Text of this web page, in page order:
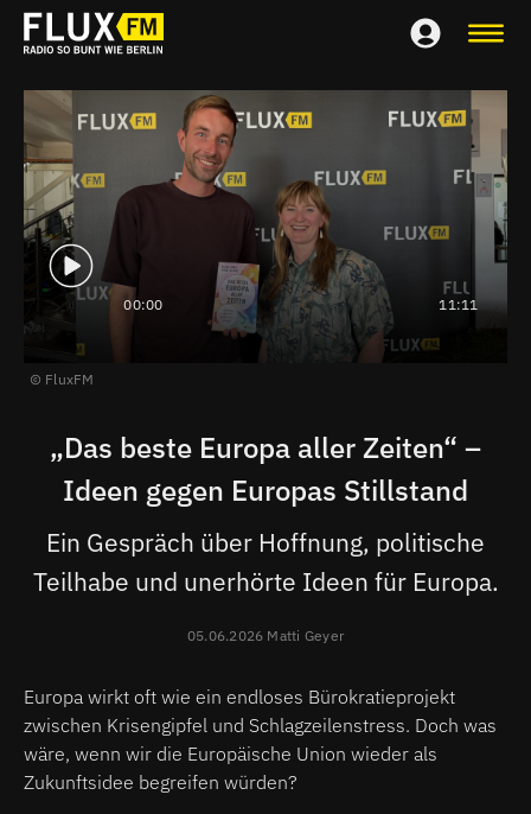
00:00 11:11
FluxFM
„Das beste Europa aller Zeiten“ –
Ideen gegen Europas Stillstand
Ein Gespräch über Hoffnung, politische
Teilhabe und unerhörte Ideen für Europa.
05.06.2026 Matti Geyer
Europa wirkt oft wie ein endloses Bürokratieprojekt
zwischen Krisengipfel und Schlagzeilenstress. Doch was
wäre, wenn wir die Europäische Union wieder als
Zukunftsidee begreifen würden?